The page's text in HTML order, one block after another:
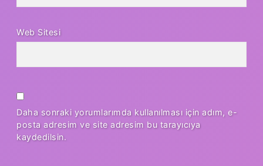
Web Sitesi
Daha sonraki yorumlarımda kullanılması için adım, e-
posta adresim ve site adresim bu tarayıcıya
kaydedilsin.